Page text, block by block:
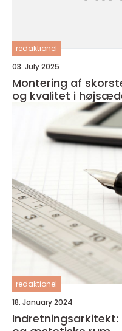
redaktionel
03. July 2025
Montering af
og kvalitet i
redaktionel
18. January 2024